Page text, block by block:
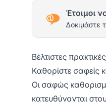
Έτοιμοι
Δοκιμάστε
Βέλτιστες
Καθορίστε σαφείς
Οι σαφώς
κατευθύνονται